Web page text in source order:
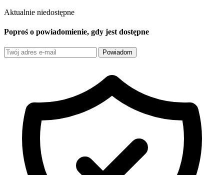
Aktualnie niedostępne
Poproś o powiadomienie, gdy jest dostępne
Powiadom